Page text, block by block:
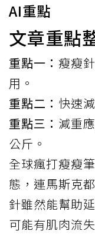
AI重點
文章重點
重點一： 瘦瘦
用。
重點二： 快速
重點三： 減重
公斤。
全球瘋打瘦瘦筆
態，連馬斯克
針雖然能幫助
可能有肌肉流